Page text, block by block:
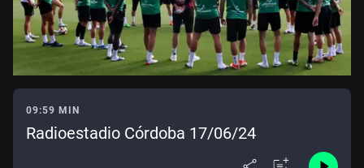
09:59 MIN
Radioestadio Córdoba 17/06/24